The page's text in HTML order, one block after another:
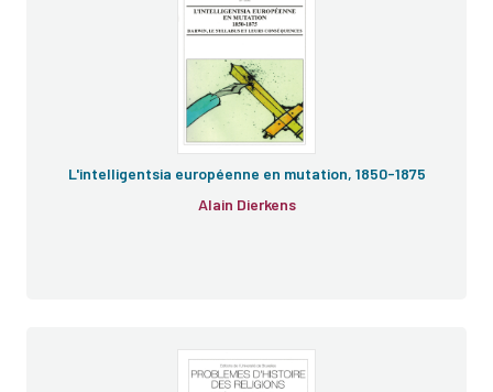
L'intelligentsia européenne en mutation, 1850-1875
Alain Dierkens